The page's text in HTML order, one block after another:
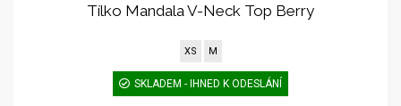
Tílko Mandala V-Neck Top Berry
XS M
SKLADEM - IHNED K ODESLÁNÍ